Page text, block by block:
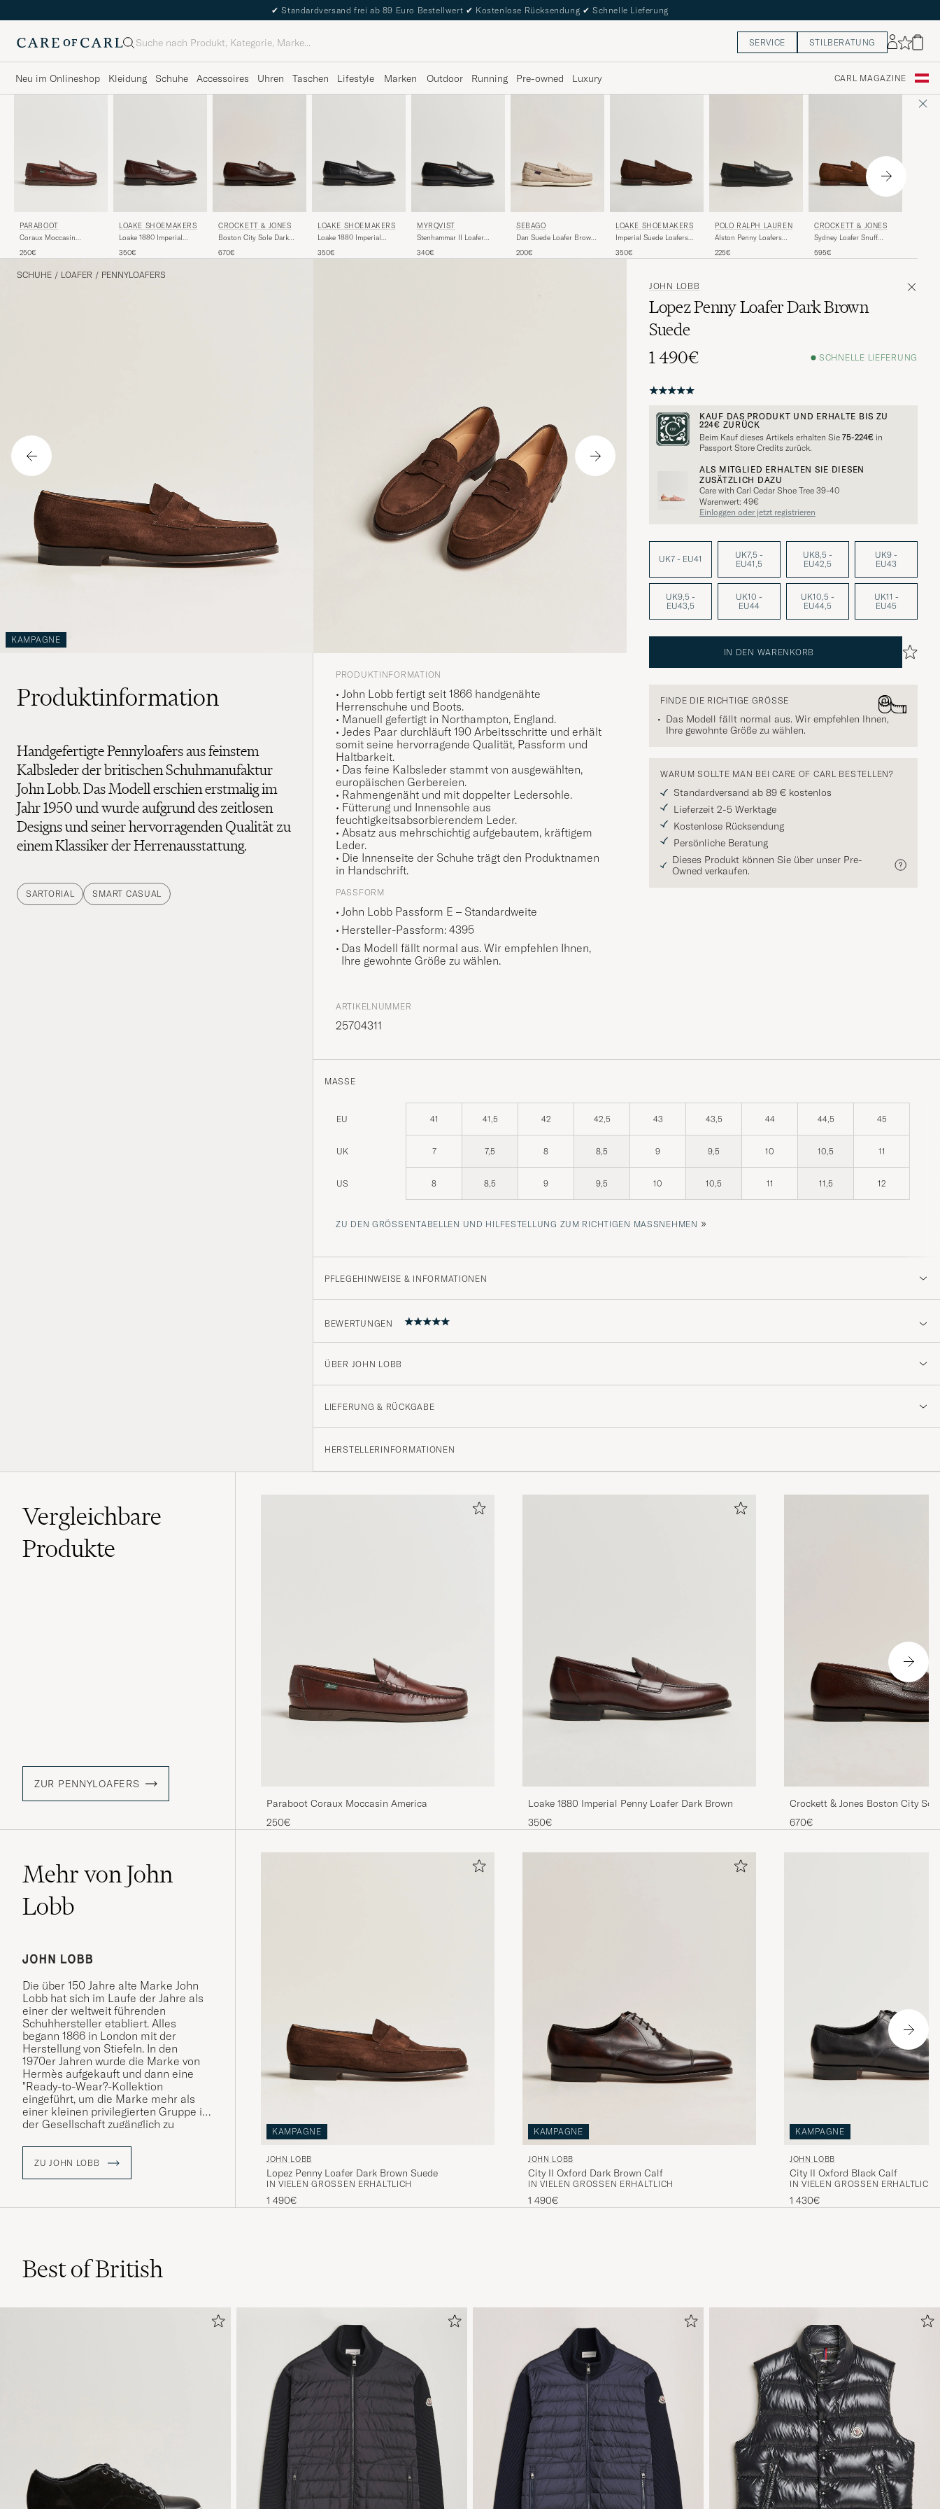
✔ Standardversand frei ab 89 Euro Bestellwert ✔ Kostenlose Rücksendung ✔ Schnelle Lieferung
Suche SERVICE STILBERATUNG
Neu im Onlineshop Kleidung Schuhe Accessoires Uhren Taschen Lifestyle Marken Outdoor Running Pre-owned Luxury CARL MAGAZINE
PARABOOT
Coraux Moccasin
250€
LOAKE SHOEMAKERS
Loake 1880 Imperial
350€
CROCKETT & JONES
Boston City Sole Dark
670€
LOAKE SHOEMAKERS
Loake 1880 Imperial
Black
350€
MYRQVIST
Stenhammar II Loafer
340€
SEBAGO
Dan Suede Loafer Brown
200€
LOAKE SHOEMAKERS
Imperial Suede Loafers
350€
POLO RALPH LAUREN
Alston Penny Loafers
225€
CROCKETT & JONES
Sydney Loafer Snuff
595€
SCHUHE / LOAFER / PENNYLOAFERS
KAMPAGNE
JOHN LOBB
Lopez Penny Loafer Dark Brown
Suede
1 490€
SCHNELLE LIEFERUNG
KAUF DAS PRODUKT UND ERHALTE BIS ZU
224€ ZURÜCK
Beim Kauf dieses Artikels erhalten Sie 75-224€ in
Passport Store Credits zurück.
ALS MITGLIED ERHALTEN SIE DIESEN
ZUSÄTZLICH DAZU
Care with Carl Cedar Shoe Tree 39-40
Warenwert: 49€
Einloggen oder jetzt registrieren
UK7 - EU41
UK7,5 -
EU41,5
UK8,5 -
EU42,5
UK9 -
EU43
UK9,5 -
EU43,5
UK10 -
EU44
UK10,5 -
EU44,5
UK11 -
EU45
IN DEN WARENKORB
FINDE DIE RICHTIGE GRÖSSE
Das Modell fällt normal aus. Wir empfehlen Ihnen,
Ihre gewohnte Größe zu wählen.
WARUM SOLLTE MAN BEI CARE OF CARL BESTELLEN?
Standardversand ab 89 € kostenlos
Lieferzeit 2-5 Werktage
Kostenlose Rücksendung
Persönliche Beratung
Dieses Produkt können Sie über unser Pre-
Owned verkaufen.
Produktinformation
Handgefertigte Pennyloafers aus feinstem
Kalbsleder der britischen Schuhmanufaktur
John Lobb. Das Modell erschien erstmalig im
Jahr 1950 und wurde aufgrund des zeitlosen
Designs und seiner hervorragenden Qualität zu
einem Klassiker der Herrenausstattung.
SARTORIAL SMART CASUAL
PRODUKTINFORMATION
• John Lobb fertigt seit 1866 handgenähte
Herrenschuhe und Boots.
• Manuell gefertigt in Northampton, England.
• Jedes Paar durchläuft 190 Arbeitsschritte und erhält
somit seine hervorragende Qualität, Passform und
Haltbarkeit.
• Das feine Kalbsleder stammt von ausgewählten,
europäischen Gerbereien.
• Rahmengenäht und mit doppelter Ledersohle.
• Fütterung und Innensohle aus
feuchtigkeitsabsorbierendem Leder.
• Absatz aus mehrschichtig aufgebautem, kräftigem
Leder.
• Die Innenseite der Schuhe trägt den Produktnamen
in Handschrift.
PASSFORM
John Lobb Passform E – Standardweite
Hersteller-Passform: 4395
Das Modell fällt normal aus. Wir empfehlen Ihnen,
Ihre gewohnte Größe zu wählen.
ARTIKELNUMMER
25704311
MASSE
EU 41 41,5 42 42,5 43 43,5 44 44,5 45
UK 7 7,5 8 8,5 9 9,5 10 10,5 11
US 8 8,5 9 9,5 10 10,5 11 11,5 12
ZU DEN GRÖSSENTABELLEN UND HILFESTELLUNG ZUM RICHTIGEN MASSNEHMEN »
PFLEGEHINWEISE & INFORMATIONEN
BEWERTUNGEN
ÜBER JOHN LOBB
LIEFERUNG & RÜCKGABE
HERSTELLERINFORMATIONEN
Vergleichbare
Produkte
ZUR PENNYLOAFERS
Paraboot Coraux Moccasin America
250€
Loake 1880 Imperial Penny Loafer Dark Brown
350€
Crockett & Jones Boston City
Calf
670€
Mehr von John
Lobb
Die über 150 Jahre alte Marke John
Lobb hat sich im Laufe der Jahre als
einer der weltweit führenden
Schuhhersteller etabliert. Alles
begann 1866 in London mit der
Herstellung von Stiefeln. In den
1970er Jahren wurde die Marke von
Hermès aufgekauft und dann eine
"Ready-to-Wear?-Kollektion
eingeführt, um die Marke mehr als
einer kleinen privilegierten Gruppe in
der Gesellschaft zugänglich zu
in der eigenen Fabrik in Northampton
hergestellt und Sie finden die
ZU JOHN LOBB
KAMPAGNE
JOHN LOBB
Lopez Penny Loafer Dark Brown Suede
IN VIELEN GRÖSSEN ERHÄLTLICH
1 490€
KAMPAGNE
JOHN LOBB
City II Oxford Dark Brown Calf
IN VIELEN GRÖSSEN ERHÄLTLICH
1 490€
KAMPAGNE
JOHN LOBB
City II Oxford Black Calf
IN VIELEN GRÖSSEN ERHÄLTLICH
1 430€
Best of British